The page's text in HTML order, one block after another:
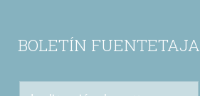
BOLETÍN FUENTETAJA